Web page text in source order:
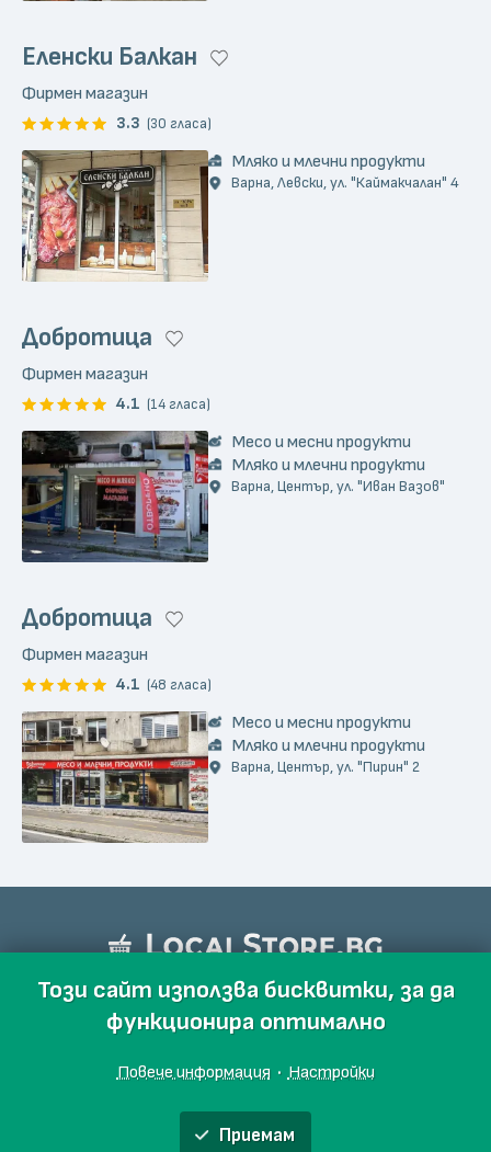
Еленски Балкан
Фирмен магазин
3.3 (30 гласа)
Мляко и млечни продукти
Варна, Левски, ул. "Каймакчалан" 4
Добротица
Фирмен магазин
4.1 (14 гласа)
Месо и месни продукти
Мляко и млечни продукти
Варна, Център, ул. "Иван Вазов"
Добротица
Фирмен магазин
4.1 (48 гласа)
Месо и месни продукти
Мляко и млечни продукти
Варна, Център, ул. "Пирин" 2
Този сайт използва бисквитки, за да
функционира оптимално
Повече информация · Настройки
Приемам